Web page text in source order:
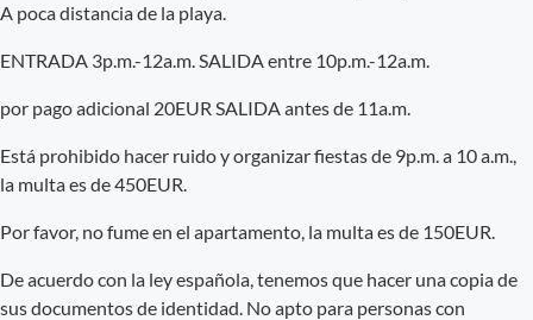
A poca distancia de la playa.
ENTRADA 3p.m.-12a.m. SALIDA entre 10p.m.-12a.m.
por pago adicional 20EUR SALIDA antes de 11a.m.
Está prohibido hacer ruido y organizar fiestas de 9p.m. a 10 a.m.,
la multa es de 450EUR.
Por favor, no fume en el apartamento, la multa es de 150EUR.
De acuerdo con la ley española, tenemos que hacer una copia de
sus documentos de identidad. No apto para personas con